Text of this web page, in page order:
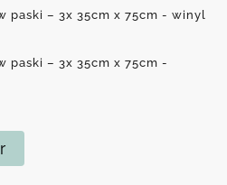
paski – 3x 35cm x 75cm - winyl
paski – 3x 35cm x 75cm -